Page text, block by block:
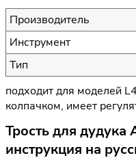
Производитель
Инструмент
Тип
подходит для моделей
колпачком, имеет
Трость для
инструкция на